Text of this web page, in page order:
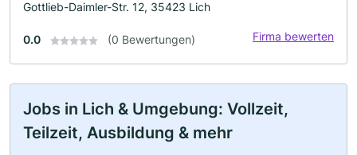
Gottlieb-Daimler-Str. 12, 35423 Lich
0.0 (0 Bewertungen) Firma bewerten
Jobs in Lich & Umgebung: Vollzeit,
Teilzeit, Ausbildung & mehr